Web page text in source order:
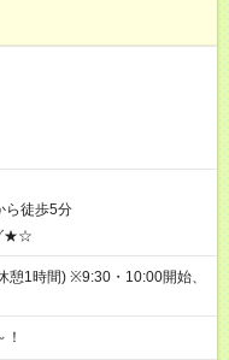
ら徒歩5分
★☆
1時間) ※9:30・10:00開始、